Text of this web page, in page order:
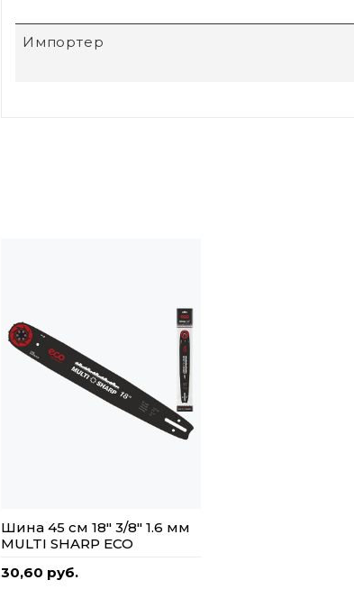
Импортер
Шина 45 см 18" 3/8" 1.6 мм
MULTI SHARP ECO
30,60 руб.